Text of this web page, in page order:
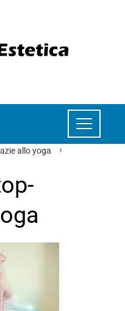
allo yoga